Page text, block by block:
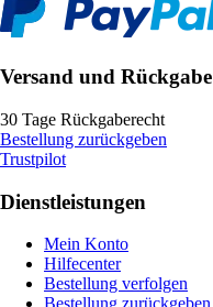
Versand und Rückgabe
30 Tage Rückgaberecht
Bestellung zurückgeben
Trustpilot
Dienstleistungen
Mein Konto
Hilfecenter
Bestellung verfolgen